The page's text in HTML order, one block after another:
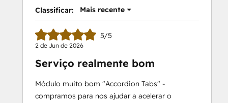
Classificar: Mais recente
5/5
2 de Jun de 2026
Serviço realmente bom
Módulo muito bom "Accordion Tabs" -
compramos para nos ajudar a acelerar o